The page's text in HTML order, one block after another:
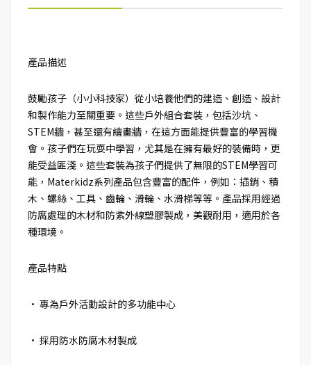
產品描述
鼓勵孩子（小小科技家）從小培養他們的建造、創造、設計
和製作能力至關重要。這些戶外組合套裝，包括沙坑、
STEM牆，甚至還有繪畫牆，在這方面能提供豐富的學習機
會。孩子們在玩耍中學習，尤其是在擁有最好的裝備時，更
能受益匪淺。這些套裝為孩子們提供了無限的STEM學習可
能，Materkidz系列產品包含豐富的配件，例如：插銷、積
木、螺絲、工具、齒輪、滑輪、水滑梯等等。產品採用經過
防腐處理的木材和防紫外線塑膠製成，美觀耐用，適用於各
種環境。
產品特點
• 專為戶外活動設計的多功能中心
• 採用防水防腐木材製成